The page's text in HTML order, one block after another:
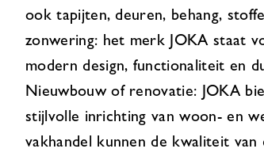
ook tapijten, deuren, behang,
zonwering: het merk JOKA staat
modern design, functionaliteit en
Nieuwbouw of renovatie: JOKA
stijlvolle inrichting van woon- en
vakhandel kunnen de kwaliteit